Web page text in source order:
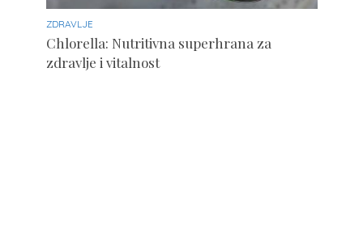
ZDRAVLJE
Chlorella: Nutritivna superhrana za
zdravlje i vitalnost